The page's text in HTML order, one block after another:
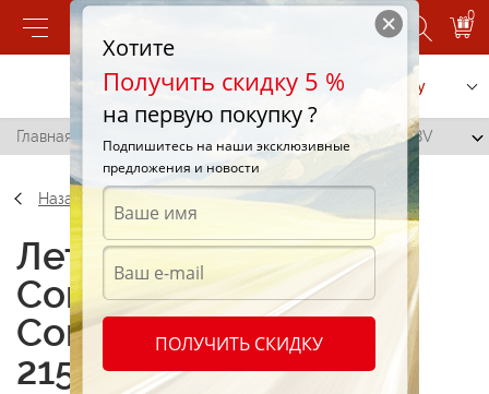
0
Позвонить Заказать услугу
Главная / Continental ContiEcoContact 5 215/65 R16 98V
Назад
Летние шины
Continental
ContiEcoContact 5
215/65 R16 98V
Хотите
Получить скидку 5 %
на первую покупку ?
Подпишитесь на наши эксклюзивные
предложения и новости
ПОЛУЧИТЬ СКИДКУ